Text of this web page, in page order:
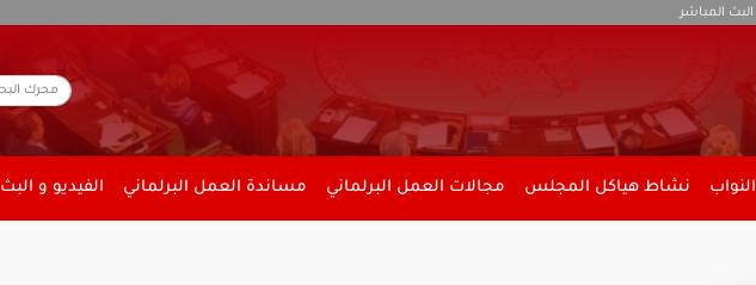
البث المباشر
النواب نشاط هياكل المجلس مجالات العمل البرلماني مساندة العمل البرلماني الفيديو و